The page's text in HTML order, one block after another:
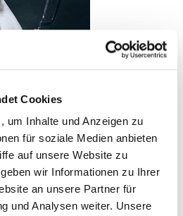
Cookies
um Inhalte und Anzeigen zu
für soziale Medien anbieten
auf unsere Website zu
wir Informationen zu Ihrer
an unsere Partner für
und Analysen weiter. Unsere